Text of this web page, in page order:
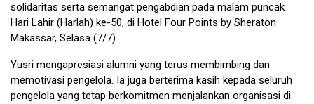
solidaritas serta semangat pengabdian pada malam puncak
Hari Lahir (Harlah) ke-50, di Hotel Four Points by Sheraton
Makassar, Selasa (7/7).
Yusri mengapresiasi alumni yang terus membimbing dan
memotivasi pengelola. Ia juga berterima kasih kepada seluruh
pengelola yang tetap berkomitmen menjalankan organisasi di